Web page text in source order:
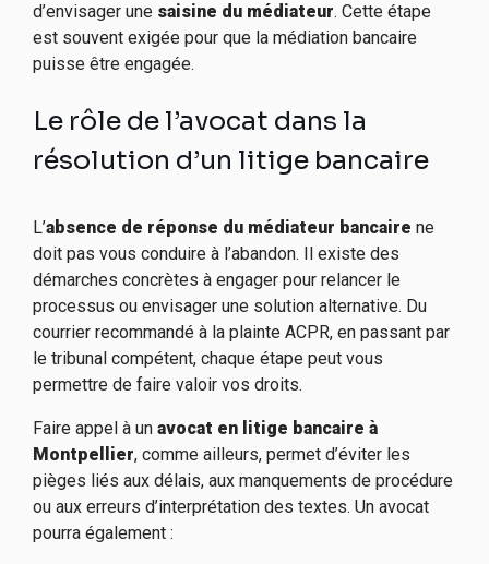
d’envisager une saisine du médiateur. Cette étape
est souvent exigée pour que la médiation bancaire
puisse être engagée.
Le rôle de l’avocat dans la
résolution d’un litige bancaire
L’absence de réponse du médiateur bancaire ne
doit pas vous conduire à l’abandon. Il existe des
démarches concrètes à engager pour relancer le
processus ou envisager une solution alternative. Du
courrier recommandé à la plainte ACPR, en passant par
le tribunal compétent, chaque étape peut vous
permettre de faire valoir vos droits.
Faire appel à un avocat en litige bancaire à
Montpellier, comme ailleurs, permet d’éviter les
pièges liés aux délais, aux manquements de procédure
ou aux erreurs d’interprétation des textes. Un avocat
pourra également :